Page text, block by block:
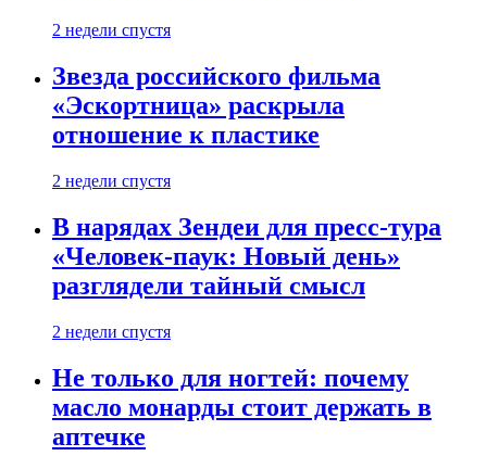
2 недели спустя
Звезда российского фильма
«Эскортница» раскрыла
отношение к пластике
2 недели спустя
В нарядах Зендеи для пресс-тура
«Человек-паук: Новый день»
разглядели тайный смысл
2 недели спустя
Не только для ногтей: почему
масло монарды стоит держать в
аптечке